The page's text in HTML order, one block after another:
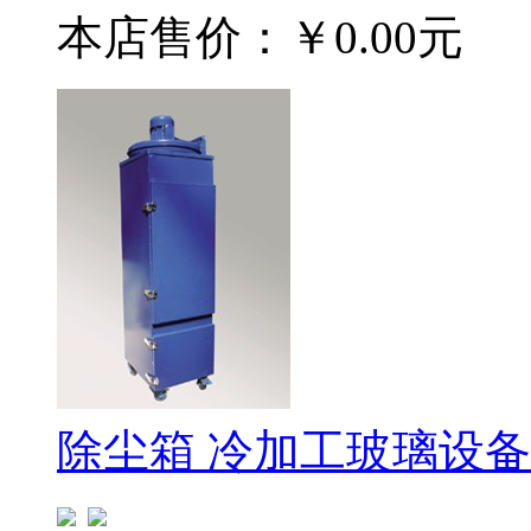
本店售价：
￥0.00元
除尘箱 冷加工玻璃设备